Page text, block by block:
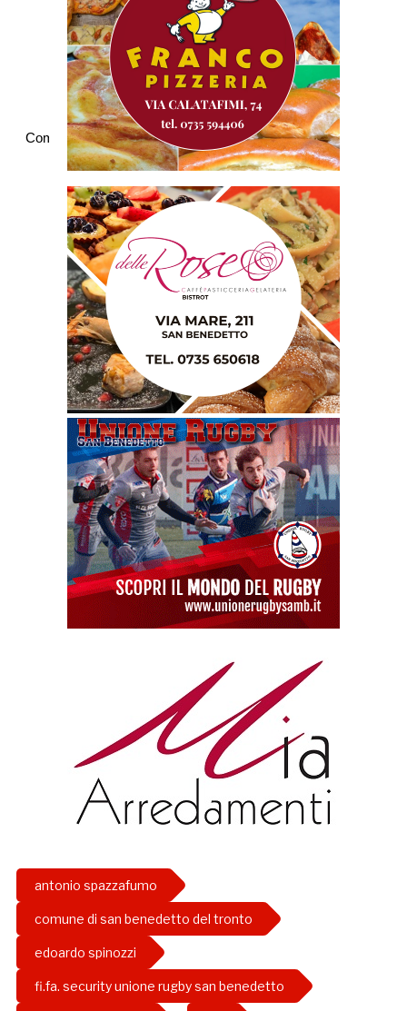
Commenti
antonio spazzafumo
comune di san benedetto del tronto
edoardo spinozzi
fi.fa. security unione rugby san benedetto